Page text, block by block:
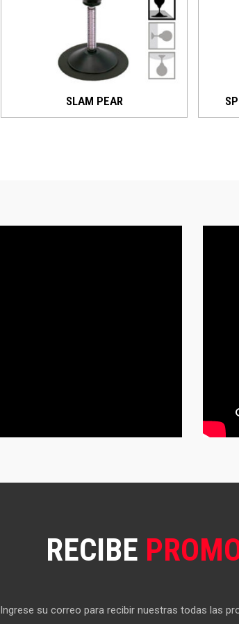
SLAM PEAR
RECIBE
Ingrese su correo para recibir nuestras todas las